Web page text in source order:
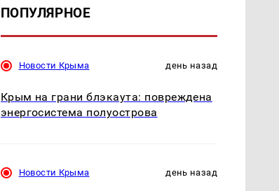
ПОПУЛЯРНОЕ
Новости Крыма день назад
Крым на грани блэкаута: повреждена
энергосистема полуострова
Новости Крыма день назад